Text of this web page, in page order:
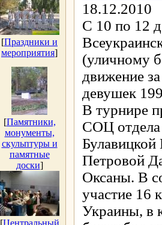
[Праздники и
мероприятия]
[Памятники,
монументы,
скульптуры и
памятные
доски]
[Центральный
18.12.2010
С 10 по 12
(уличному
движение
девушек
В турнире
СОЦ отдела
Петровой
Оксаны. В
участие 16
Украины, в